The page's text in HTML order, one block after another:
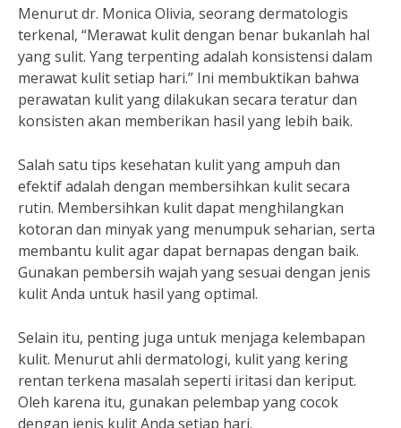
Menurut dr. Monica Olivia, seorang dermatologis
terkenal, “Merawat kulit dengan benar bukanlah hal
yang sulit. Yang terpenting adalah konsistensi dalam
merawat kulit setiap hari.” Ini membuktikan bahwa
perawatan kulit yang dilakukan secara teratur dan
konsisten akan memberikan hasil yang lebih baik.
Salah satu tips kesehatan kulit yang ampuh dan
efektif adalah dengan membersihkan kulit secara
rutin. Membersihkan kulit dapat menghilangkan
kotoran dan minyak yang menumpuk seharian, serta
membantu kulit agar dapat bernapas dengan baik.
Gunakan pembersih wajah yang sesuai dengan jenis
kulit Anda untuk hasil yang optimal.
Selain itu, penting juga untuk menjaga kelembapan
kulit. Menurut ahli dermatologi, kulit yang kering
rentan terkena masalah seperti iritasi dan keriput.
Oleh karena itu, gunakan pelembap yang cocok
dengan jenis kulit Anda setiap hari.